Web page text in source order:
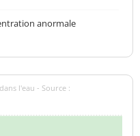
anormale
l'eau - Source :